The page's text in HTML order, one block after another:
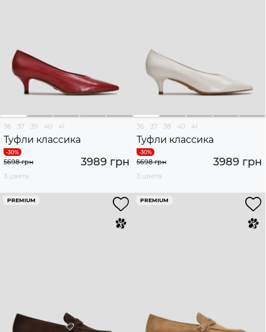
36 37 39 40 41
Туфли классика
3989 грн
5698 грн
3 цвета
36 37 38 40 41
Туфли классика
3989 грн
5698 грн
3 цвета
PREMIUM PREMIUM